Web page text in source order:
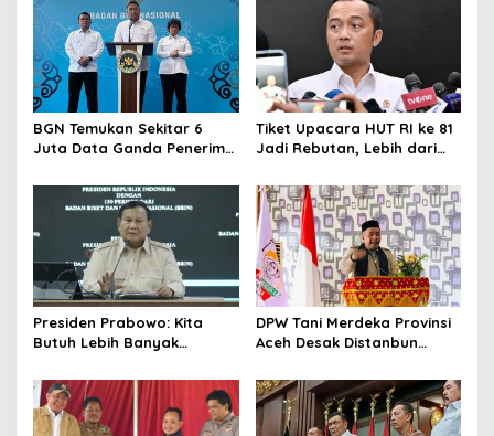
BGN Temukan Sekitar 6
Juta Data Ganda Penerima
Sudaryono
Tiket Upacara HUT RI ke 81
Jadi Rebutan, Lebih dari
dalam Sehari
Presiden Prabowo: Kita
Butuh Lebih Banyak
Sains dan Teknologi
DPW Tani Merdeka Provinsi
Aceh Desak Distanbun
Rehabilitasi Lahan
Pertanian Pascabanjir